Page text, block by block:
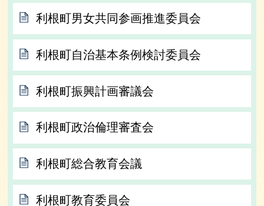
利根町男女共同参画推進委員会
利根町自治基本条例検討委員会
利根町振興計画審議会
利根町政治倫理審査会
利根町総合教育会議
利根町教育委員会